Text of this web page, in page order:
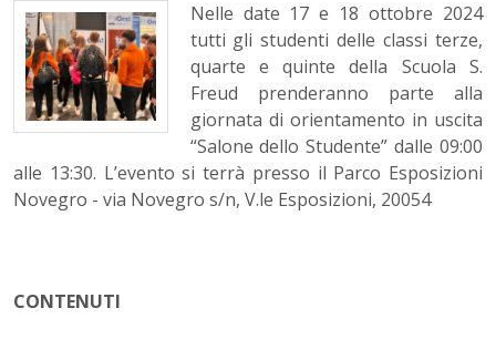
Nelle date 17 e 18 ottobre 2024
tutti gli studenti delle classi terze,
quarte e quinte della Scuola S.
Freud prenderanno parte alla
giornata di orientamento in uscita
“Salone dello Studente” dalle 09:00
alle 13:30. L’evento si terrà presso il Parco Esposizioni
Novegro - via Novegro s/n, V.le Esposizioni, 20054
CONTENUTI